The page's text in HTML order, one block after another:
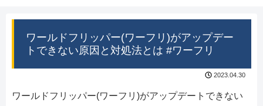
ワールドフリッパー(ワーフリ)がアップデー
トできない原因と対処法とは #ワーフリ
2023.04.30
ワールドフリッパー(ワーフリ)がアップデートできない